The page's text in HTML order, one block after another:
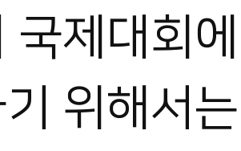
국제대회
위해서